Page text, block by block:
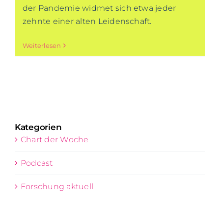
der Pandemie widmet sich etwa jeder
zehnte einer alten Leidenschaft.
Weiterlesen
Kategorien
Chart der Woche
Podcast
Forschung aktuell